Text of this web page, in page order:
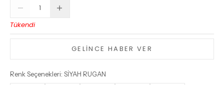
Tükendi
GELİNCE HABER VER
Renk Seçenekleri: SİYAH RUGAN